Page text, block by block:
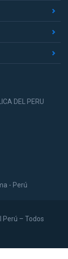
DEL PERU
- Perú
Perú – Todos